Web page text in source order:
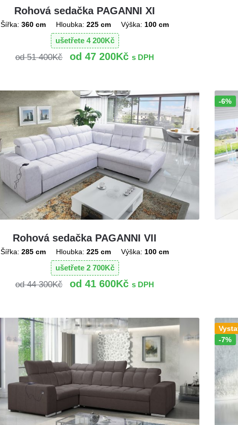
Rohová sedačka PAGANNI XI
Šířka: 360 cm Hloubka: 225 cm Výška: 100 cm
ušetřete 4 200Kč
51 400Kč 47 200Kč s DPH
Rohová sedačka PAGANNI VII
Šířka: 285 cm Hloubka: 225 cm Výška: 100 cm
ušetřete 2 700Kč
44 300Kč 41 600Kč s DPH
-6%
-7%